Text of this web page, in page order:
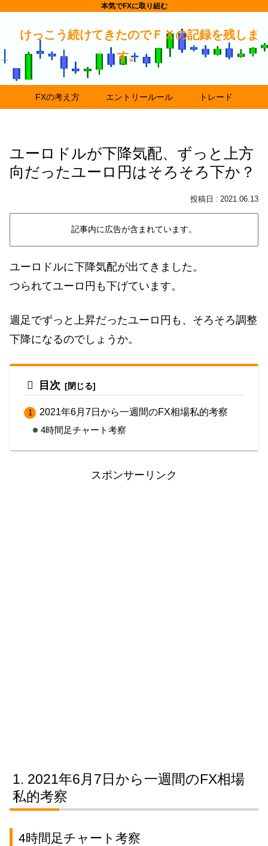
本気でFXに取り組む
けっこう続けてきたのでＦＸの記録を残しま
す。
FXの考え方 エントリールール トレード
ユーロドルが下降気配、ずっと上方
向だったユーロ円はそろそろ下か？
2021.06.13
記事内に広告が含まれています。
ユーロドルに下降気配が出てきました。
つられてユーロ円も下げています。
週足でずっと上昇だったユーロ円も、そろそろ調整
下降になるのでしょうか。
目次
2021年6月7日から一週間のFX相場私的考察
4時間足チャート考察
スポンサーリンク
2021年6月7日から一週間のFX相場
私的考察
4時間足チャート考察